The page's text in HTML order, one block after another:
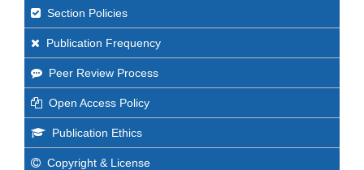
Section Policies
Publication Frequency
Peer Review Process
Open Access Policy
Publication Ethics
Copyright & License